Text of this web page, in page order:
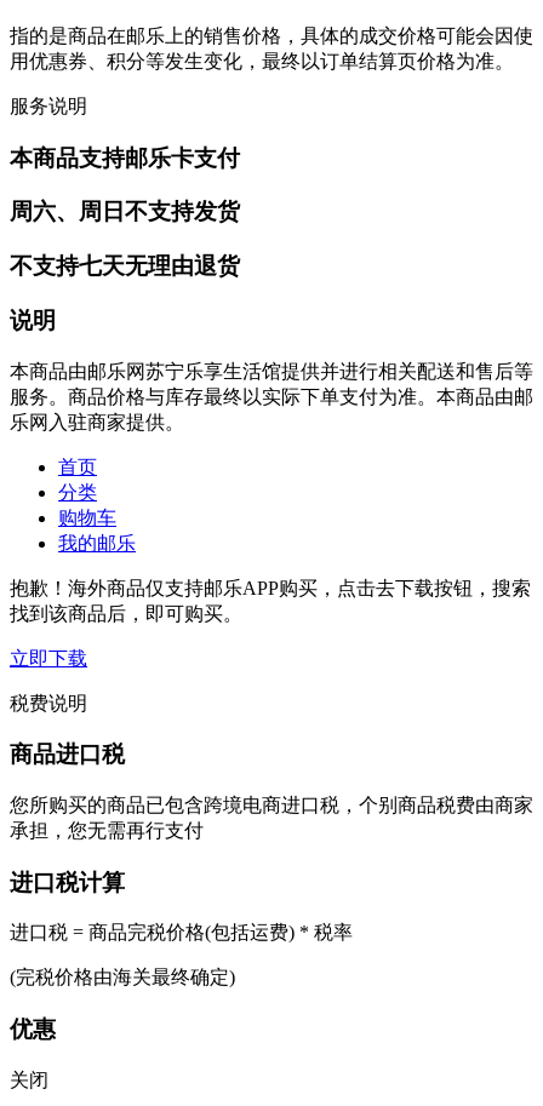
指的是商品在邮乐上的销售价格，具体的成交价格可能会因使
用优惠券、积分等发生变化，最终以订单结算页价格为准。
服务说明
本商品支持邮乐卡支付
周六、周日不支持发货
不支持七天无理由退货
说明
本商品由邮乐网苏宁乐享生活馆提供并进行相关配送和售后等
服务。商品价格与库存最终以实际下单支付为准。本商品由邮
乐网入驻商家提供。
首页
分类
购物车
我的邮乐
抱歉！海外商品仅支持邮乐APP购买，点击去下载按钮，搜索
找到该商品后，即可购买。
立即下载
税费说明
商品进口税
您所购买的商品已包含跨境电商进口税，个别商品税费由商家
承担，您无需再行支付
进口税计算
进口税 = 商品完税价格(包括运费) * 税率
(完税价格由海关最终确定)
优惠
关闭